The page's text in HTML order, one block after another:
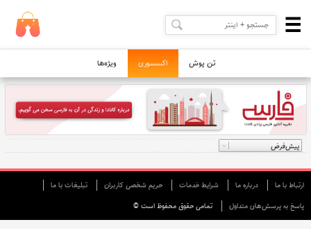
تن پوش اکسسوری ویژه‌ها
ارتباط با ما درباره ما شرایط خدمات حريم شخصی كاربران
تبليغات با ما
پاسخ به پرسش‌های متداول
تمامی حقوق محفوظ است ©